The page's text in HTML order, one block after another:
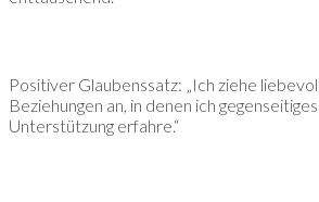
Positiver Glaubenssatz: „Ich ziehe
Beziehungen an, in denen ich
Unterstützung erfahre.“